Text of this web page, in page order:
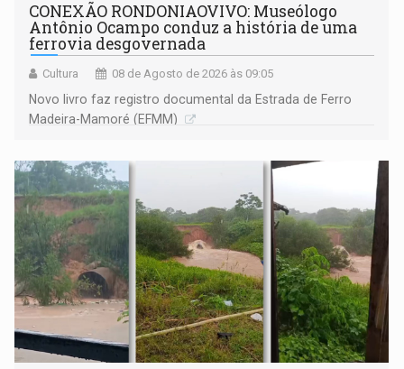
CONEXÃO RONDONIAOVIVO: Museólogo
Antônio Ocampo conduz a história de uma
ferrovia desgovernada
Cultura 08 de Agosto de 2026 às 09:05
Novo livro faz registro documental da Estrada de Ferro
Madeira-Mamoré (EFMM)